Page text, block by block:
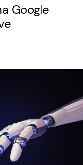
Google